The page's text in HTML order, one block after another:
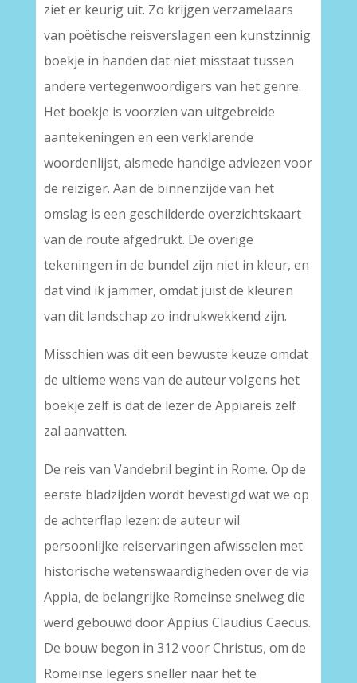
ziet er keurig uit. Zo krijgen verzamelaars
van poëtische reisverslagen een kunstzinnig
boekje in handen dat niet misstaat tussen
andere vertegenwoordigers van het genre.
Het boekje is voorzien van uitgebreide
aantekeningen en een verklarende
woordenlijst, alsmede handige adviezen voor
de reiziger. Aan de binnenzijde van het
omslag is een geschilderde overzichtskaart
van de route afgedrukt. De overige
tekeningen in de bundel zijn niet in kleur, en
dat vind ik jammer, omdat juist de kleuren
van dit landschap zo indrukwekkend zijn.
Misschien was dit een bewuste keuze omdat
de ultieme wens van de auteur volgens het
boekje zelf is dat de lezer de Appiareis zelf
zal aanvatten.
De reis van Vandebril begint in Rome. Op de
eerste bladzijden wordt bevestigd wat we op
de achterflap lezen: de auteur wil
persoonlijke reiservaringen afwisselen met
historische wetenswaardigheden over de via
Appia, de belangrijke Romeinse snelweg die
werd gebouwd door Appius Claudius Caecus.
De bouw begon in 312 voor Christus, om de
Romeinse legers sneller naar het te